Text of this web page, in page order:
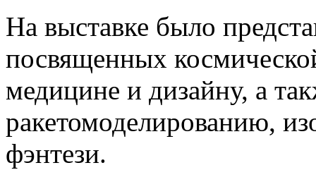
На выставке было
посвященных
медицине и дизайну, а
ракетомоделированию,
фэнтези.